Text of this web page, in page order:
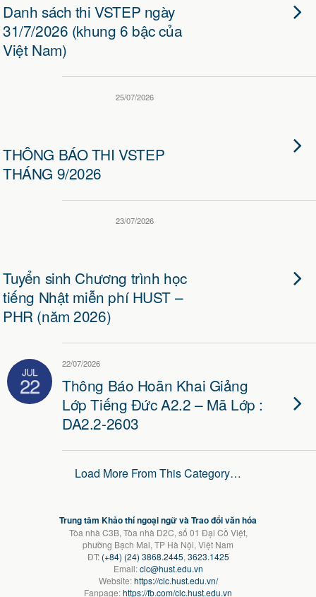
Danh sách thi VSTEP ngày
31/7/2026 (khung 6 bậc của
Việt Nam)
25/07/2026
THÔNG BÁO THI VSTEP
THÁNG 9/2026
23/07/2026
Tuyển sinh Chương trình học
tiếng Nhật miễn phí HUST –
PHR (năm 2026)
JUL
22
22/07/2026
Thông Báo Hoãn Khai Giảng
Lớp Tiếng Đức A2.2 – Mã Lớp :
DA2.2-2603
Load More From This Category…
Trung tâm Khảo thí ngoại ngữ và Trao đổi văn hóa
Tòa nhà C3B, Tòa nhà D2C, số 01 Đại Cồ Việt,
phường Bạch Mai, TP Hà Nội, Việt Nam
ĐT: (+84) (24) 3868.2445, 3623.1425
Email:clc@hust.edu.vn
Website:https://clc.hust.edu.vn/
Fanpage:https://fb.com/clc.hust.edu.vn